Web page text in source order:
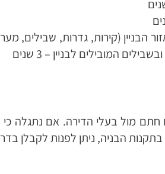
הבניין (קירות, גדרות, שבילים,
המובילים לבניין – 3 שנים
מול בעלי הדירה. אם נתגלה
הבניה, ניתן לפנות לקבלן